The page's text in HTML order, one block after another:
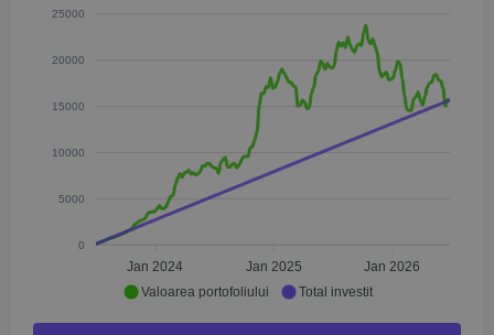
25000
20000
15000
10000
5000
0
Jan 2024 Jan 2025 Jan 2026
Valoarea portofoliului Total investit